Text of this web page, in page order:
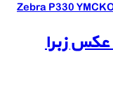
ریبون دستگاه چاپ کارت ۲۰۰ عکس زبرا